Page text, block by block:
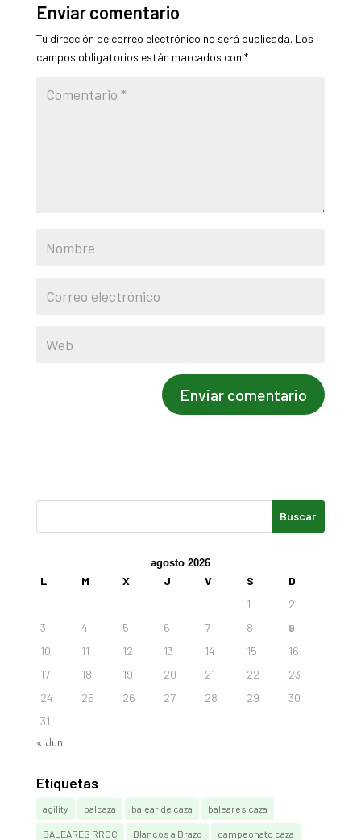
Enviar comentario
Tu dirección de correo electrónico no será publicada. Los
campos obligatorios están marcados con *
agosto 2026
L M X J V S
D
1
2
3
4 5 6 7 8
9
10
11 12 13 14 15
16
17
18 19 20 21 22
23
24
25 26 27 28 29
30
31
« Jun
Etiquetas
agility balcaza balear de caza baleares caza
BALEARES RRCC Blancos a Brazo campeonato caza